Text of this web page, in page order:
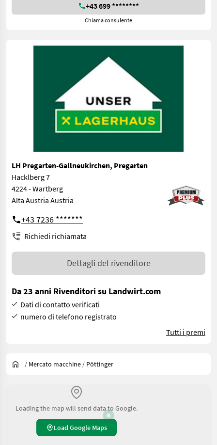
+43 699 ********
Chiama consulente
LH Pregarten-Gallneukirchen, Pregarten
Hacklberg 7
4224 - Wartberg
Alta Austria Austria
+43 7236 *******
Richiedi richiamata
Dettagli del rivenditore
Da 23 anni Rivenditori su Landwirt.com
Dati di contatto verificati
numero di telefono registrato
Tutti i premi
/ Mercato macchine / Pöttinger
Loading the map will send data to Google.
Load Google Maps